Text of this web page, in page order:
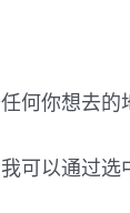
何你想去的
可以通过选